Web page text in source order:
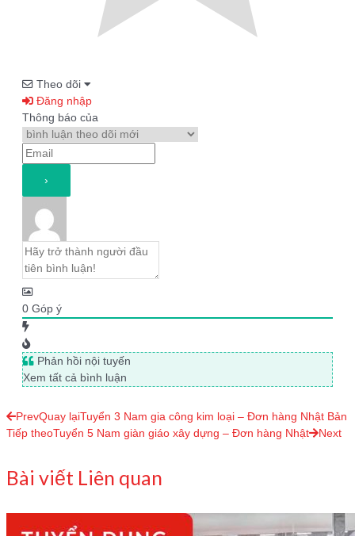
Theo dõi
Đăng nhập
Thông báo của
0 Góp ý
Phản hồi nội tuyến
Xem tất cả bình luận
PrevQuay lạiTuyển 3 Nam gia công kim loại – Đơn hàng Nhật Bản
Tiếp theoTuyển 5 Nam giàn giáo xây dựng – Đơn hàng Nhật Next
Bài viết Liên quan